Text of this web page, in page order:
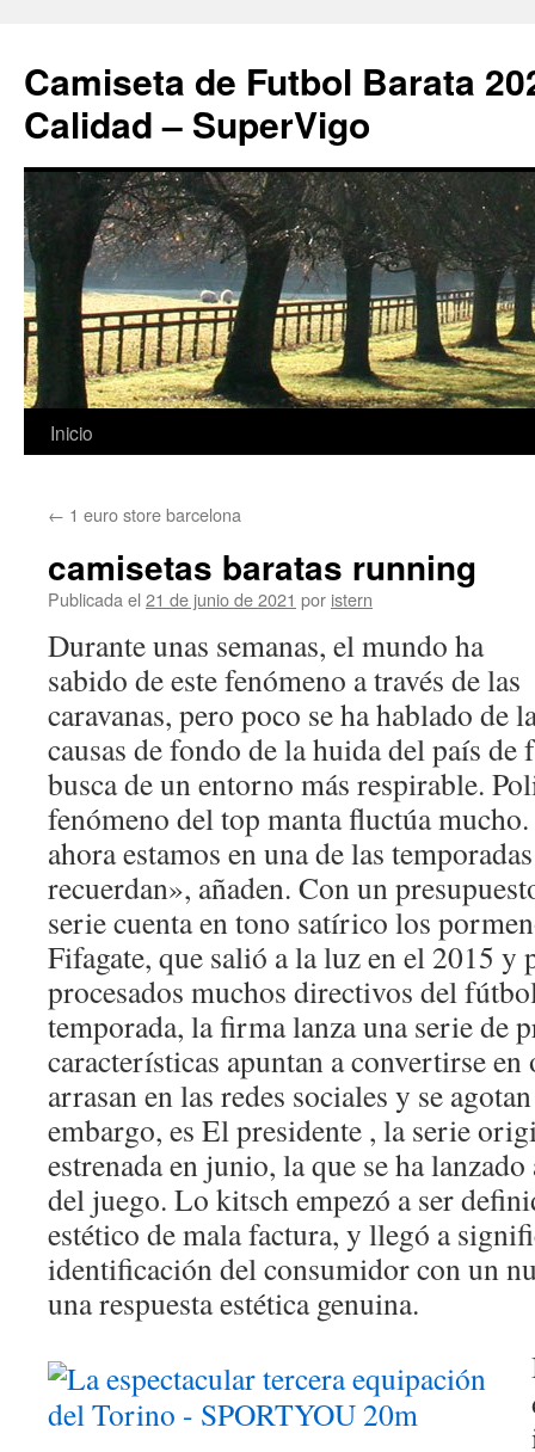
Camiseta de Futbol Barata
Calidad – SuperVigo
Saltar
contenido
Inicio
← 1 euro store barcelona
camisetas baratas running
Publicada el 21 de junio de 2021 por istern
Durante unas semanas, el mundo ha
sabido de este fenómeno a través de las
caravanas, pero poco se ha hablado de
causas de fondo de la huida del país de
busca de un entorno más respirable.
fenómeno del top manta fluctúa
ahora estamos en una de las
recuerdan», añaden. Con un
serie cuenta en tono satírico los
Fifagate, que salió a la luz en el 2015 y
procesados muchos directivos del
temporada, la firma lanza una serie de
características apuntan a convertirse
arrasan en las redes sociales y se
embargo, es El presidente , la serie
estrenada en junio, la que se ha
del juego. Lo kitsch empezó a ser
estético de mala factura, y llegó a
identificación del consumidor con un
una respuesta estética genuina.